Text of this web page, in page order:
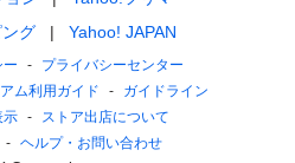
グ
Yahoo! JAPAN
ー
プライバシーセンター
ム利用ガイド
ガイドライン
示
ストア出店について
ヘルプ・お問い合わせ